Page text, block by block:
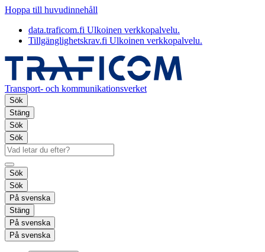
Hoppa till huvudinnehåll
data.traficom.fi Ulkoinen verkkopalvelu.
Tillgänglighetskrav.fi Ulkoinen verkkopalvelu.
Transport- och kommunikationsverket
Sök
Stäng
Sök
Sök
Sök
Sök
På svenska
Stäng
På svenska
På svenska